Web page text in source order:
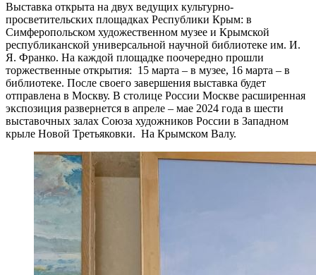
Выставка открыта на двух ведущих культурно-
просветительских площадках Республики Крым: в
Симферопольском художественном музее и Крымской
республиканской универсальной научной библиотеке им. И.
Я. Франко. На каждой площадке поочередно прошли
торжественные открытия: 15 марта – в музее, 16 марта – в
библиотеке. После своего завершения выставка будет
отправлена в Москву. В столице России Москве расширенная
экспозиция развернется в апреле – мае 2024 года в шести
выставочных залах Союза художников России в Западном
крыле Новой Третьяковки. На Крымском Валу.